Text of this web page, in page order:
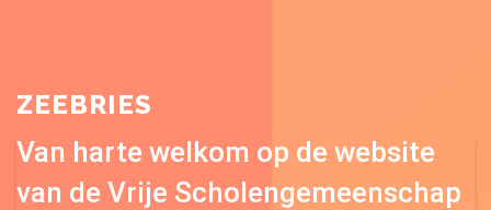
ZEEBRIES
Van harte welkom op de website
van de Vrije Scholengemeenschap